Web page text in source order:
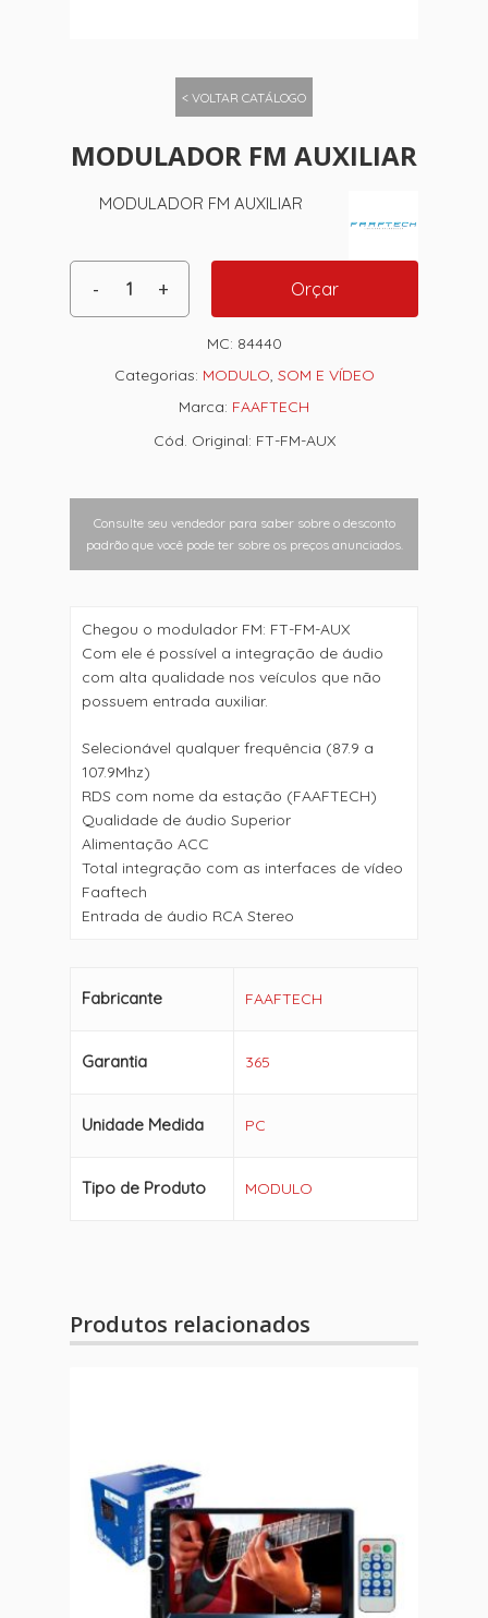
< VOLTAR CATÁLOGO
MODULADOR FM AUXILIAR
MODULADOR FM AUXILIAR
Orçar
MC: 84440
Categorias: MODULO, SOM E VÍDEO
Marca: FAAFTECH
Cód. Original: FT-FM-AUX
Consulte seu vendedor para saber sobre o desconto
padrão que você pode ter sobre os preços anunciados.
Chegou o modulador FM: FT-FM-AUX
Com ele é possível a integração de áudio
com alta qualidade nos veículos que não
possuem entrada auxiliar.
Selecionável qualquer frequência (87.9 a
107.9Mhz)
RDS com nome da estação (FAAFTECH)
Qualidade de áudio Superior
Alimentação ACC
Total integração com as interfaces de vídeo
Faaftech
Entrada de áudio RCA Stereo
Fabricante FAAFTECH
Garantia 365
Unidade Medida PC
Tipo de Produto MODULO
Produtos relacionados